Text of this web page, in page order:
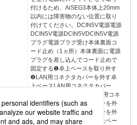
付けるため、AiSEG3本体上20mm
以内には障害物のない位置に取り
付けてください。DCIN5V電源電源
DCIN5V電源DCIN5VDCIN5V電源
プラグ電源プラグ受け本体裏面コ
ード止め（1ヵ所）本体裏面に電源
プラグを差し込んでコード止めで
固定する❶卓上ベースを取り外す
❷LAN用コネクタカバーを外す卓
上ベースLAN用コネクタカバー
●❶●❶●❶❷MEMO注）LAN用コネ
クタはLAN用コネクタカバーを外
した部分にあります。カバーを外
していない場合は、一度卓上ベー